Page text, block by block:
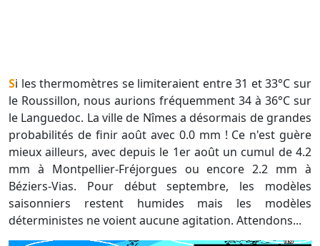
Si les thermomètres se limiteraient entre 31 et 33°C sur
le Roussillon, nous aurions fréquemment 34 à 36°C sur
le Languedoc. La ville de Nîmes a désormais de grandes
probabilités de finir août avec 0.0 mm ! Ce n'est guère
mieux ailleurs, avec depuis le 1er août un cumul de 4.2
mm à Montpellier-Fréjorgues ou encore 2.2 mm à
Béziers-Vias. Pour début septembre, les modèles
saisonniers restent humides mais les modèles
déterministes ne voient aucune agitation. Attendons...